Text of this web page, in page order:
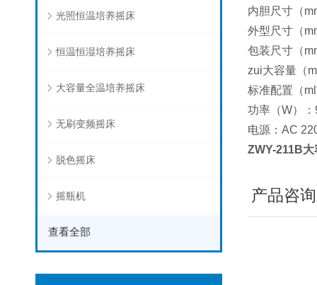
光照恒温培养摇床
恒温恒湿培养摇床
大容量全温培养摇床
无刷变频摇床
脱色摇床
摇瓶机
查看全部
内胆尺寸（
外型尺寸（
包装尺寸（
zui大容量（
标准配置（
功率（W）
电源：AC
ZWY-211B
产品咨询